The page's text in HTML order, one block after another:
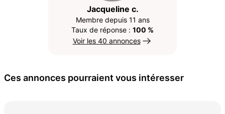
Jacqueline c.
Membre depuis 11 ans
Taux de réponse : 100 %
Voir les 40 annonces
Ces annonces pourraient vous intéresser